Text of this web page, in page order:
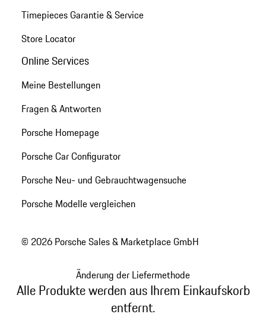
Timepieces Garantie & Service
Store Locator
Online Services
Meine Bestellungen
Fragen & Antworten
Porsche Homepage
Porsche Car Configurator
Porsche Neu- und Gebrauchtwagensuche
Porsche Modelle vergleichen
© 2026 Porsche Sales & Marketplace GmbH
Änderung der Liefermethode
Alle Produkte werden aus Ihrem Einkaufskorb
entfernt.